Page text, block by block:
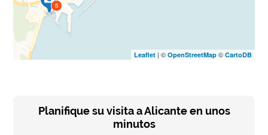
5
Leaflet| © OpenStreetMap© CartoDB
Planifique su visita a Alicante en unos
minutos